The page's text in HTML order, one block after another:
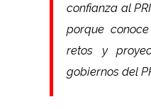
confianza al
porque
retos y
gobiernos del